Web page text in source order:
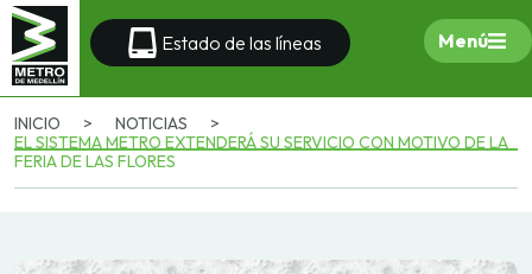
Estado de las líneas Menú
INICIO > NOTICIAS
>
EL SISTEMA METRO EXTENDERÁ SU SERVICIO CON MOTIVO DE LA
FERIA DE LAS FLORES